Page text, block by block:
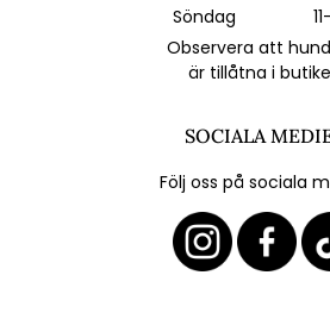
Söndag
Observera att
är tillåtna i
SOCIALA
Följ oss på sociala